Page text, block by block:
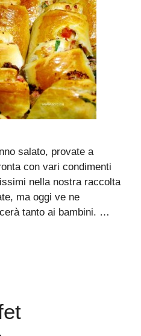
salato, provate a
con vari condimenti
nella nostra raccolta
ma oggi ve ne
tanto ai bambini. …